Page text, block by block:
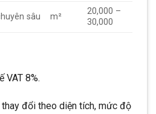
sâu m²
20,000 –
30,000
VAT 8%.
đổi theo diện tích, mức độ